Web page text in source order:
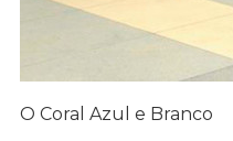
O Coral Azul e Branco